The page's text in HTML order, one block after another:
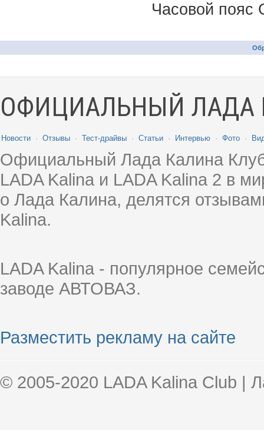
Часовой пояс
ОФИЦИАЛЬНЫЙ ЛАДА
Новости · Отзывы · Тест-драйвы · Статьи · Интервью · Фото ·
Официальный Лада Калина
LADA Kalina и LADA Kalina 2 в
о Лада Калина, делятся
Kalina.
LADA Kalina - популярное
заводе АВТОВАЗ.
Разместить рекламу на сайте
© 2005-2020 LADA Kalina Club |